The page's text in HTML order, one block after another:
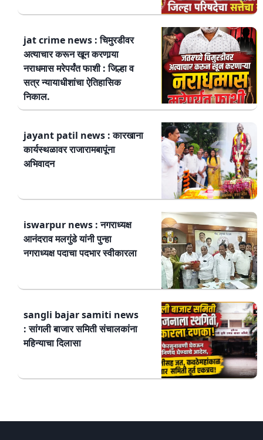
jat crime news : चिमुरडीवर
अत्याचार करून खून करणार्‍या
नराधमास मरेपर्यंत फाशी : जिल्हा व
सत्र न्यायाधीशांचा ऐतिहासिक
निकाल.
jayant patil news : कारखाना
कार्यस्थळावर राजारामबापूंना
अभिवादन
iswarpur news : नगराध्यक्ष
आनंदराव मलगुंडे यांनी पुन्हा
नगराध्यक्ष पदाचा पदभार स्वीकारला
sangli bajar samiti news
: सांगली बाजार समिती संचालकांना
महिन्याचा दिलासा